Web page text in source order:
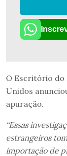
O Escritório do
Unidos
apuração.
“Essas
estrangeiros
importação de